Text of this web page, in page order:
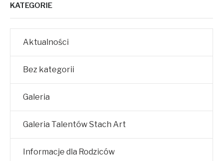
KATEGORIE
Aktualności
Bez kategorii
Galeria
Galeria Talentów Stach Art
Informacje dla Rodziców